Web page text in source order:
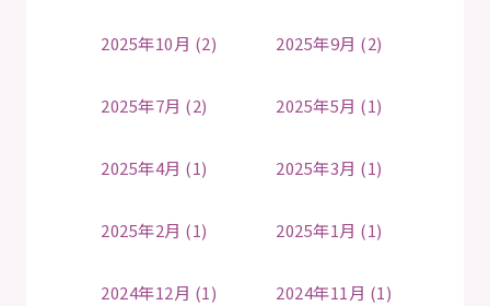
2025年10月 (2) 2025年9月 (2)
2025年7月 (2) 2025年5月 (1)
2025年4月 (1) 2025年3月 (1)
2025年2月 (1) 2025年1月 (1)
2024年12月 (1) 2024年11月 (1)